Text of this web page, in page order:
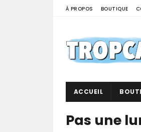
À PROPOS BOUTIQUE
ACCUEIL
Pas une